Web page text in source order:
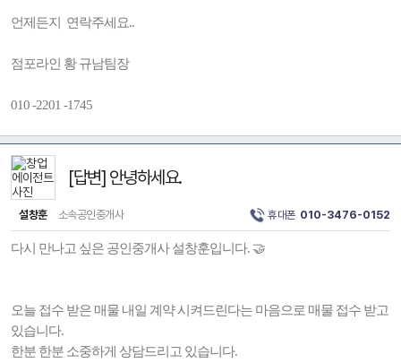
언제든지 연락주세요..
점포라인 황 규남팀장
010 -2201 -1745
[답변] 안녕하세요.
설창훈 소속공인중개사 휴대폰 010-3476-0152
다시 만나고 싶은 공인중개사 설창훈입니다. 🤝
오늘 접수 받은 매물 내일 계약 시켜드린다는 마음으로 매물 접수 받고
있습니다.
한분 한분 소중하게 상담드리고 있습니다.